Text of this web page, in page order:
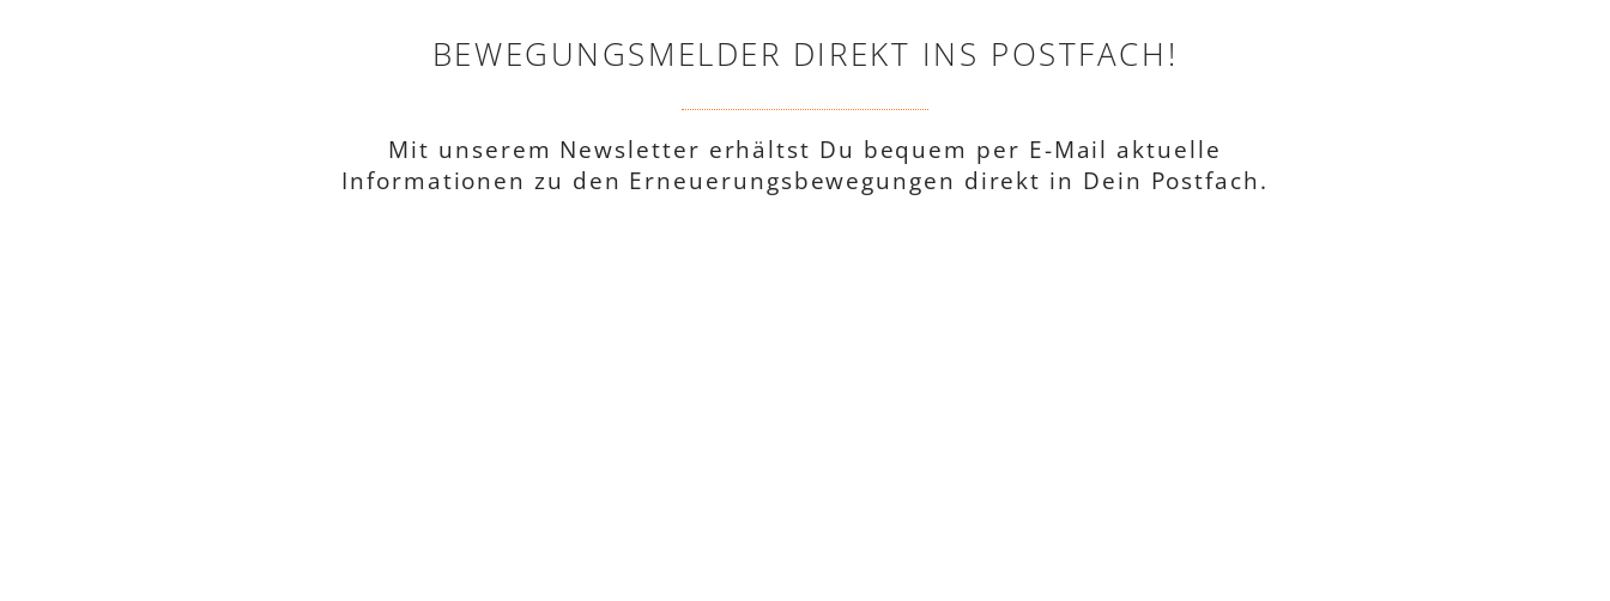
BEWEGUNGSMELDER DIREKT INS POSTFACH!
Mit unserem Newsletter erhältst Du bequem per E-Mail aktuelle
Informationen zu den Erneuerungsbewegungen direkt in Dein Postfach.